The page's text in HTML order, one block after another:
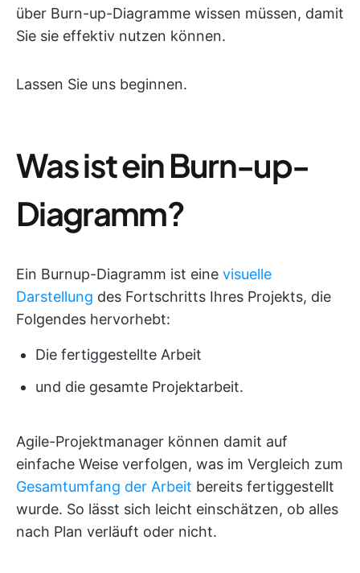
über Burn-up-Diagramme wissen müssen, damit
Sie sie effektiv nutzen können.
Lassen Sie uns beginnen.
Was ist ein Burn-up-
Diagramm?
Ein Burnup-Diagramm ist eine visuelle
Darstellung des Fortschritts Ihres Projekts, die
Folgendes hervorhebt:
Die fertiggestellte Arbeit
und die gesamte Projektarbeit.
Agile-Projektmanager können damit auf
einfache Weise verfolgen, was im Vergleich zum
Gesamtumfang der Arbeit bereits fertiggestellt
wurde. So lässt sich leicht einschätzen, ob alles
nach Plan verläuft oder nicht.